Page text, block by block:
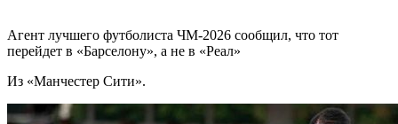
Агент лучшего футболиста ЧМ-2026 cообщил, что тот
перейдет в «Барселону», а не в «Реал»
Из «Манчестер Сити».